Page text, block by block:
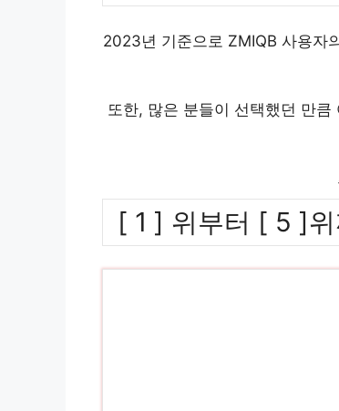
2023년 기준으로 ZMIQB 사용자
또한, 많은 분들이 선택했던 만
[ 1 ] 위부터 [ 5 ]